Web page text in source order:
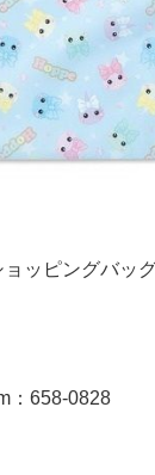
ッピングバッ
：658-0828